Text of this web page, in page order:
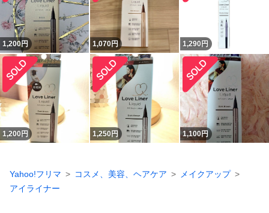
1,200円 1,070円 1,290 円
1,200 円 1,250 円 1,100円
Yahoo!フリマ コスメ、美容、ヘアケア
メイクアップ
アイライナー